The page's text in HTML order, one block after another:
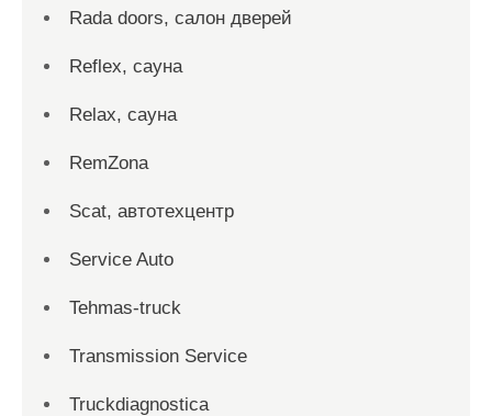
Rada doors, салон дверей
Reflex, сауна
Relax, сауна
RemZona
Scat, автотехцентр
Service Auto
Tehmas-truck
Transmission Service
Truckdiagnostica